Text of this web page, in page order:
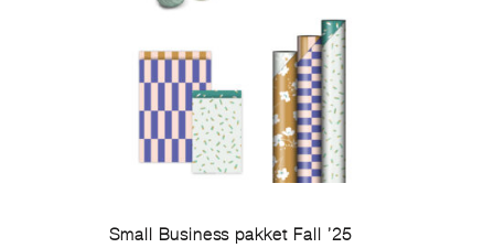
Small Business pakket Fall ’25